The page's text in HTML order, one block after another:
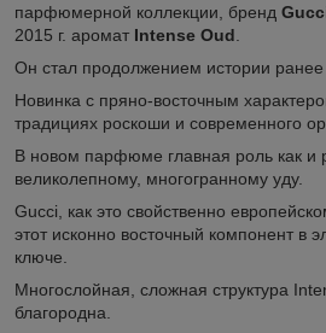
парфюмерной коллекции, бренд
2015 г. аромат Intense Oud
Он стал продолжением истории
Новинка с пряно-восточным
традициях роскоши и современного
В новом парфюме главная роль как и
великолепному, многогранному уду.
Gucci, как это свойственно
этот исконно восточный компонент в
ключе.
Многослойная, сложная структура
благородна.